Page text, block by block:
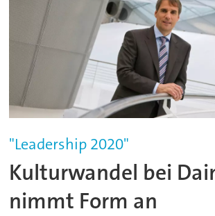
"Leadership 2020"
Kulturwandel bei
nimmt Form an